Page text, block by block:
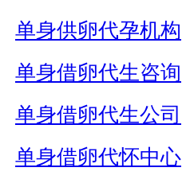
单身供卵代孕机构
单身借卵代生咨询
单身借卵代生公司
单身借卵代怀中心